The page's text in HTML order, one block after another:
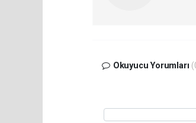
Okuyucu Yorumları